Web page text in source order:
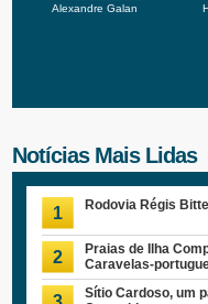
Alexandre Galan
Notícias Mais Lidas
1 Rodovia Régis
2
Praias de Ilha
Caravelas-
Sítio Cardoso, um